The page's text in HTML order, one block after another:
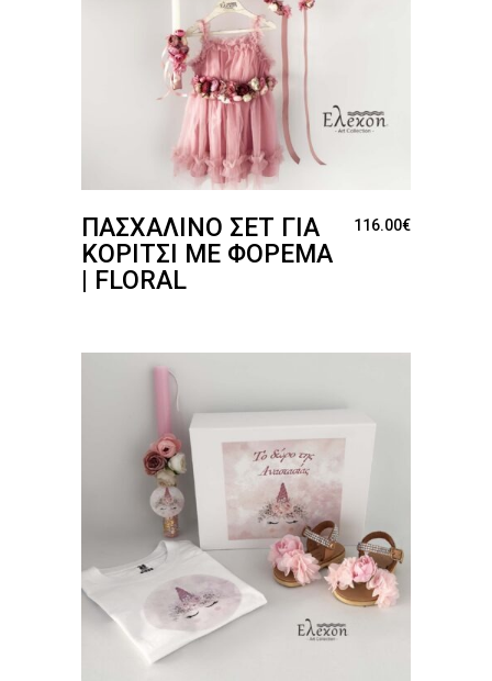
ΠΑΣΧΑΛΙΝΌ ΣΕΤ ΓΙΑ
ΚΟΡΊΤΣΙ ΜΕ ΦΌΡΕΜΑ
| FLORAL
116.00€